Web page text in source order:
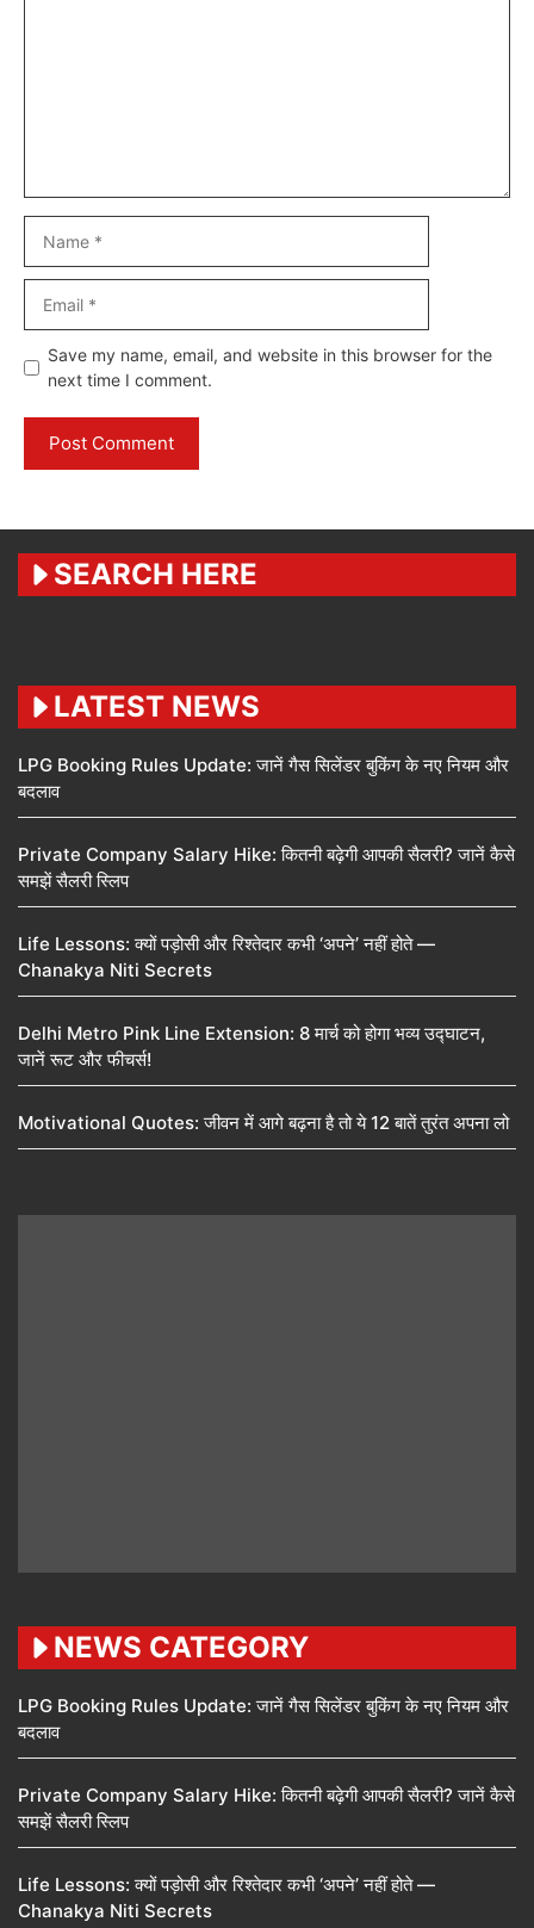
Website
Save my name, email, and website in this browser for the
next time I comment.
SEARCH HERE
LATEST NEWS
LPG Booking Rules Update: जानें गैस सिलेंडर बुकिंग के नए नियम और
बदलाव
Private Company Salary Hike: कितनी बढ़ेगी आपकी सैलरी? जानें कैसे
समझें सैलरी स्लिप
Life Lessons: क्यों पड़ोसी और रिश्तेदार कभी ‘अपने’ नहीं होते —
Chanakya Niti Secrets
Delhi Metro Pink Line Extension: 8 मार्च को होगा भव्य उद्घाटन,
जानें रूट और फीचर्स!
Motivational Quotes: जीवन में आगे बढ़ना है तो ये 12 बातें तुरंत अपना लो
NEWS CATEGORY
LPG Booking Rules Update: जानें गैस सिलेंडर बुकिंग के नए नियम और
बदलाव
Private Company Salary Hike: कितनी बढ़ेगी आपकी सैलरी? जानें कैसे
समझें सैलरी स्लिप
Life Lessons: क्यों पड़ोसी और रिश्तेदार कभी ‘अपने’ नहीं होते —
Chanakya Niti Secrets